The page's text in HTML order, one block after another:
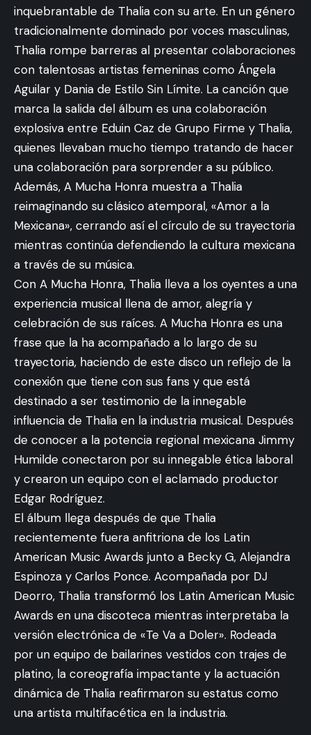
inquebrantable de Thalia con su arte. En un género
tradicionalmente dominado por voces masculinas,
Thalia rompe barreras al presentar colaboraciones
con talentosas artistas femeninas como Ángela
Aguilar y Dania de Estilo Sin Límite. La canción que
marca la salida del álbum es una colaboración
explosiva entre Eduin Caz de Grupo Firme y Thalia,
quienes llevaban mucho tiempo tratando de hacer
una colaboración para sorprender a su público.
Además, A Mucha Honra muestra a Thalia
reimaginando su clásico atemporal, «Amor a la
Mexicana», cerrando así el círculo de su trayectoria
mientras continúa defendiendo la cultura mexicana
a través de su música.
Con A Mucha Honra, Thalia lleva a los oyentes a una
experiencia musical llena de amor, alegría y
celebración de sus raíces. A Mucha Honra es una
frase que la ha acompañado a lo largo de su
trayectoria, haciendo de este disco un reflejo de la
conexión que tiene con sus fans y que está
destinado a ser testimonio de la innegable
influencia de Thalia en la industria musical. Después
de conocer a la potencia regional mexicana Jimmy
Humilde conectaron por su innegable ética laboral
y crearon un equipo con el aclamado productor
Edgar Rodríguez.
El álbum llega después de que Thalia
recientemente fuera anfitriona de los Latin
American Music Awards junto a Becky G, Alejandra
Espinoza y Carlos Ponce. Acompañada por DJ
Deorro, Thalia transformó los Latin American Music
Awards en una discoteca mientras interpretaba la
versión electrónica de «Te Va a Doler». Rodeada
por un equipo de bailarines vestidos con trajes de
platino, la coreografía impactante y la actuación
dinámica de Thalia reafirmaron su estatus como
una artista multifacética en la industria.